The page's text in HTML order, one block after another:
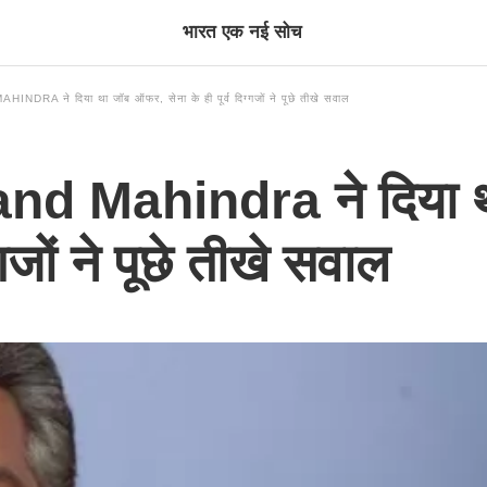
भारत एक नई सोच
ने दिया था जॉब ऑफर, सेना के ही पूर्व दिग्गजों ने पूछे तीखे सवाल
Mahindra ने
ने पूछे तीखे सवाल